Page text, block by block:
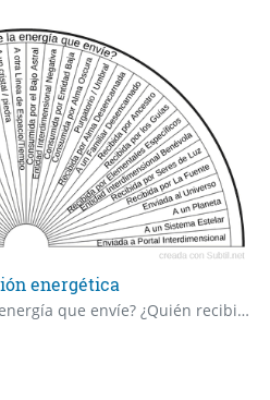
energética
Preguntar: ¿A dónde fue la energía que envíe? ¿Quién recibió la energía que envíe? Para los que trabajan o estudian reiki en primeros niveles, quienes trabajan con metafísica, aquellos que trabajan con energías en diferentes formas y aquellos practicantes de la psicomagia está tabla puede ser de utilidad para tener una noción con claridad sobre a dónde fue, a dónde se proyecto la energía que se envío. También puede ser gran utilidad consultar si quién o qué tenía que recibir la energía trabajada efectivamente la recibió, si no hubieron fugas, drenajes o interferencias energéticas tanto durante una terapia de sanación así como también en algún acto de psicomagia tanto personal como colectivo.